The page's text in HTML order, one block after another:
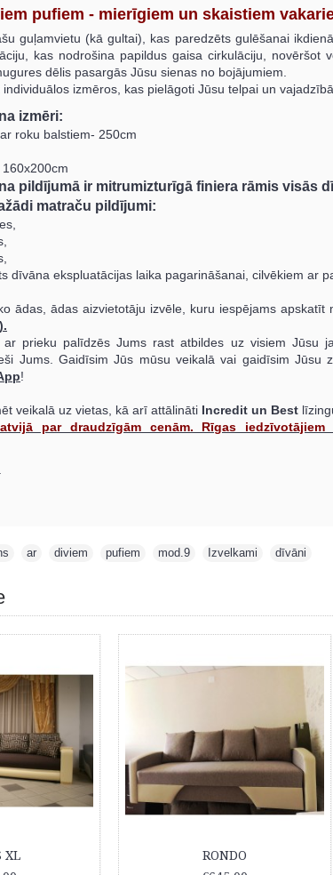
pufiem - mierīgiem un skaistiem
guļamvietu (kā gultai), kas paredzēts gulēšanai
kas nodrošina papildus gaisa cirkulāciju, novēršot
dēlis pasargās Jūsu sienas no bojājumiem.
izmēros, kas pielāgoti Jūsu telpai un
izmēri:
roku balstiem- 250cm
pildījumā ir mitrumizturīgā finiera rāmis visās
matraču pildījumi:
dīvāna ekspluatācijas laika pagarināšanai, cilvēkiem ar
ādas, ādas aizvietotāju izvēle, kuru iespējams apskatīt
ar prieku palīdzēs Jums rast atbildes uz visiem Jūsu
Jums. Gaidīsim Jūs mūsu veikalā vai gaidīsim Jūsu
!
veikalā uz vietas, kā arī attālināti Incredit un Best
par draudzīgām cenām. Rīgas
ar diviem pufiem mod.9 Izvelkami dīvāni
XL
RONDO